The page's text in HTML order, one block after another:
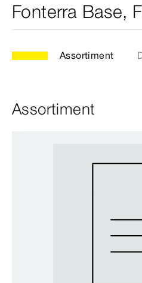
Fonterra Base,
Assortiment
Assortiment